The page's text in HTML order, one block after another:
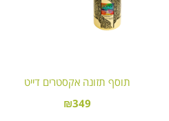
תוסף תזונה אקסטרים דייט
₪349